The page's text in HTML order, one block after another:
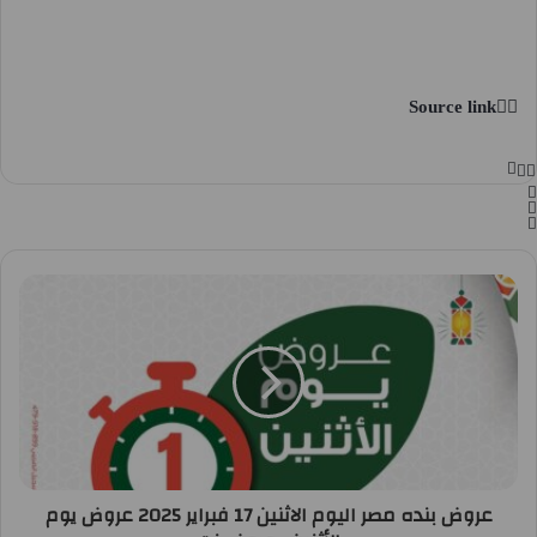
Source link
عروض بنده مصر اليوم الاثنين 17 فبراير 2025 عروض يوم